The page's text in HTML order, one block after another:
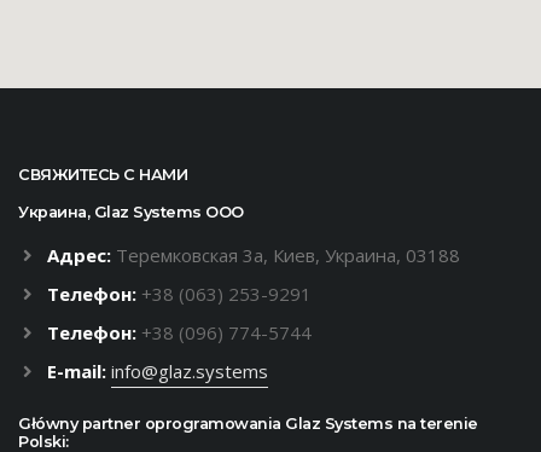
СВЯЖИТЕСЬ С НАМИ
Украина, Glaz Systems ООО
Адрес: Теремковская 3а, Киев, Украина, 03188
Телефон: +38 (063) 253-9291
Телефон: +38 (096) 774-5744
E-mail: info@glaz.systems
Główny partner oprogramowania Glaz Systems na terenie
Polski: